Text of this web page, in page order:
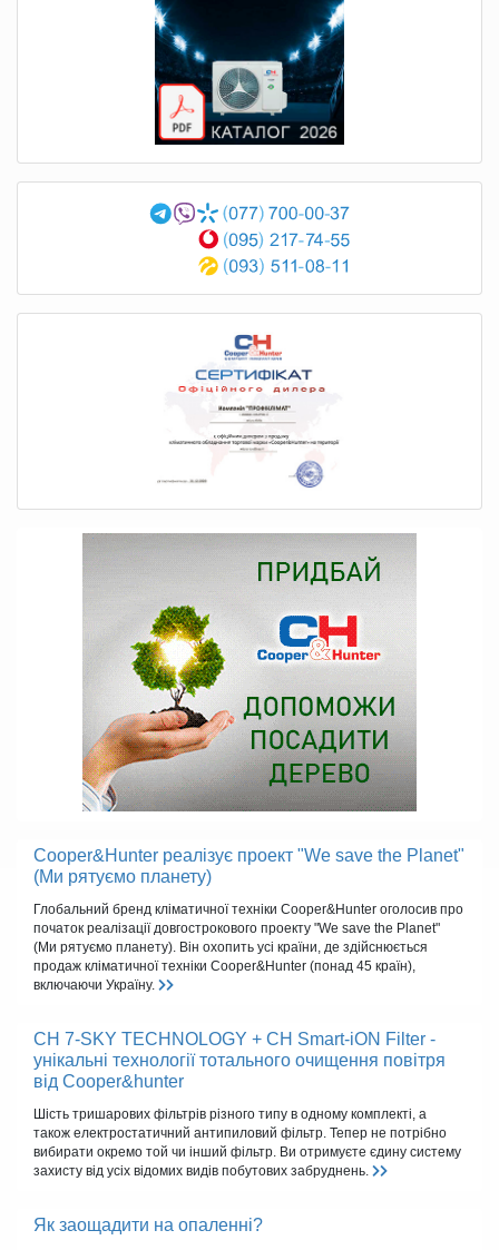
Cooper&Hunter реалізує проект "We save the Planet"
(Ми рятуємо планету)
Глобальний бренд кліматичної техніки Cooper&Hunter оголосив про
початок реалізації довгострокового проекту "We save the Planet"
(Ми рятуємо планету). Він охопить усі країни, де здійснюється
продаж кліматичної техніки Cooper&Hunter (понад 45 країн),
включаючи Україну.
CH 7-SKY TECHNOLOGY + CH Smart-iON Filter -
унікальні технології тотального очищення повітря
від Cooper&hunter
Шість тришарових фільтрів різного типу в одному комплекті, а
також електростатичний антипиловий фільтр. Тепер не потрібно
вибирати окремо той чи інший фільтр. Ви отримуєте єдину систему
захисту від усіх відомих видів побутових забруднень.
Як заощадити на опаленні?